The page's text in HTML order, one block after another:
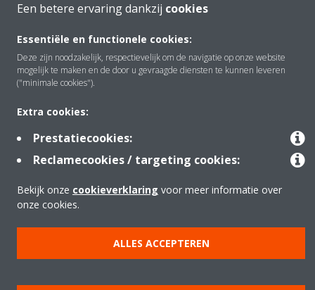
Contact
Copyright © Daikin
Beleid inzake gegevensbescherming
Bedrijfsethiek Data Act
Een betere ervaring dankzij cookies
Essentiële en functionele cookies:
Deze zijn noodzakelijk, respectievelijk om de navigatie op onze website
mogelijk te maken en de door u gevraagde diensten te kunnen leveren
("minimale cookies").
Extra cookies:
Prestatiecookies:
Reclamecookies / targeting cookies:
Bekijk onze cookieverklaring voor meer informatie over
onze cookies.
ALLES ACCEPTEREN